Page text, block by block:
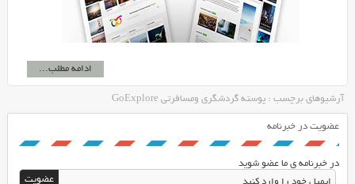
ادامه مطلب...
آرشیوهای برچسب : پوسته گردشگری ومسافرتی GoExplore
عضویت در خبرنامه
در خبرنامه ی ما عضو شوید